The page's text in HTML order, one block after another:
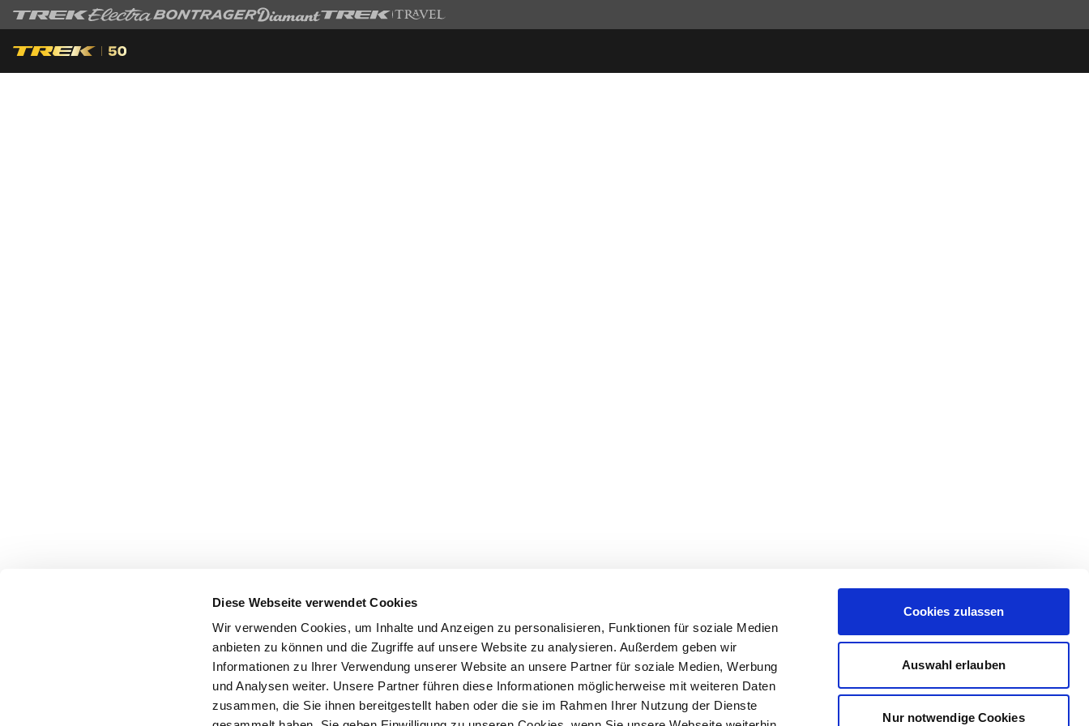
Diese Webseite verwendet Cookies
Wir verwenden Cookies, um Inhalte und Anzeigen zu personalisieren, Funktionen für soziale Medien
anbieten zu können und die Zugriffe auf unsere Website zu analysieren. Außerdem geben wir
Informationen zu Ihrer Verwendung unserer Website an unsere Partner für soziale Medien, Werbung
und Analysen weiter. Unsere Partner führen diese Informationen möglicherweise mit weiteren Daten
zusammen, die Sie ihnen bereitgestellt haben oder die sie im Rahmen Ihrer Nutzung der Dienste
Cookies zulassen
Auswahl erlauben
Nur notwendige Cookies